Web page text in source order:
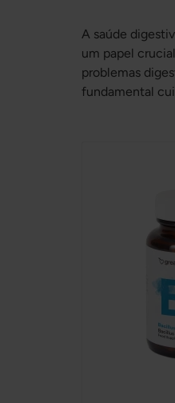
A saúde
um papel
problemas
fundamental